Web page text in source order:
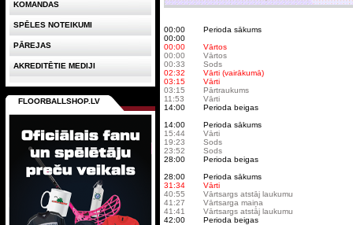
00:00
Perioda sākums
00:00
00:00
Vārtos
00:00
Vārtos
00:33
Sods
02:32
Vārti (vairākumā)
03:15
Vārti
03:15
Pārtraukums
11:53
Vārti
14:00
Perioda beigas
14:00
Perioda sākums
15:44
Vārti
19:23
Sods
23:52
Sods
28:00
Perioda beigas
28:00
Perioda sākums
31:34
Vārti
40:55
Vārtsargs atstāj laukumu
41:27
Vārtsarga maiņa
41:41
Vārtsargs atstāj laukumu
42:00
Perioda beigas
KOMANDAS
SPĒLES NOTEIKUMI
PĀREJAS
AKREDITĒTIE MEDIJI
FLOORBALLSHOP.LV